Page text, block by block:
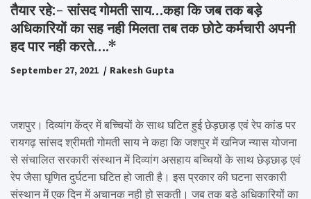
तैयार रहे:- सांसद गोमती साय…कहा कि जब तक बड़े
अधिकारियों का सह नही मिलता तब तक छोटे कर्मचारी अपनी
हद पार नही करते….*
September 27, 2021 Rakesh Gupta
जशपुर। दिव्यांग केंद्र में बच्चियों के साथ घटित हुई छेड़छाड़ एवं रेप कांड पर
रायगढ़ सांसद श्रीमती गोमती साय ने कहा कि जशपुर में खनिज न्यास योजना
से संचालित सरकारी संस्थान में दिव्यांग असहाय बच्चियों के साथ छेड़छाड़ एवं
रेप जैसा घृणित दुर्घटना घटित हो जाती है। इस प्रकार की घटना सरकारी
संस्थान में एक दिन में अचानक नही हो सकती। जब तक बड़े अधिकारियों का